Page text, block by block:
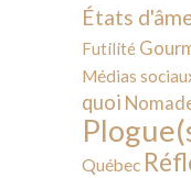
États
Futilité
Médias
quoi
Québec